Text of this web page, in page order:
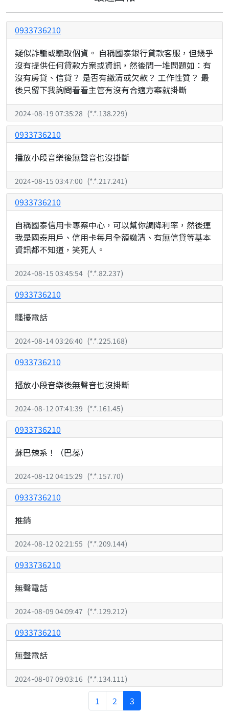
0933736210
疑似詐騙或騙取個資。 自稱國泰銀行貸款客服，但幾乎
沒有提供任何貸款方案或資訊，然後問一堆問題如：有
沒有房貸、信貸？ 是否有繳清或欠款？ 工作性質？ 最
後只留下我詢問看看主管有沒有合適方案就掛斷
2024-08-19 07:35:28 (*.*.138.229)
0933736210
播放小段音樂後無聲音也沒掛斷
2024-08-15 03:47:00 (*.*.217.241)
0933736210
自稱國泰信用卡專案中心，可以幫你調降利率，然後連
我是國泰用戶、信用卡每月全額繳清、有無信貸等基本
資訊都不知道，笑死人。
2024-08-15 03:45:54 (*.*.82.237)
0933736210
騷擾電話
2024-08-14 03:26:40 (*.*.225.168)
0933736210
播放小段音樂後無聲音也沒掛斷
2024-08-12 07:41:39 (*.*.161.45)
0933736210
蘇巴辣系！（巴蕊）
2024-08-12 04:15:29 (*.*.157.70)
0933736210
推銷
2024-08-12 02:21:55 (*.*.209.144)
0933736210
無聲電話
2024-08-09 04:09:47 (*.*.129.212)
0933736210
無聲電話
2024-08-07 09:03:16 (*.*.134.111)
1 2 3